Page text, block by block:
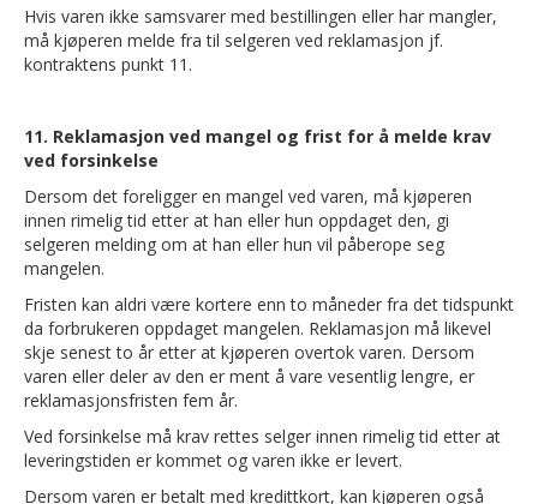
Hvis varen ikke samsvarer med bestillingen eller har mangler,
må kjøperen melde fra til selgeren ved reklamasjon jf.
kontraktens punkt 11.
11. Reklamasjon ved mangel og frist for å melde krav
ved forsinkelse
Dersom det foreligger en mangel ved varen, må kjøperen
innen rimelig tid etter at han eller hun oppdaget den, gi
selgeren melding om at han eller hun vil påberope seg
mangelen.
Fristen kan aldri være kortere enn to måneder fra det tidspunkt
da forbrukeren oppdaget mangelen. Reklamasjon må likevel
skje senest to år etter at kjøperen overtok varen. Dersom
varen eller deler av den er ment å vare vesentlig lengre, er
reklamasjonsfristen fem år.
Ved forsinkelse må krav rettes selger innen rimelig tid etter at
leveringstiden er kommet og varen ikke er levert.
Dersom varen er betalt med kredittkort, kan kjøperen også